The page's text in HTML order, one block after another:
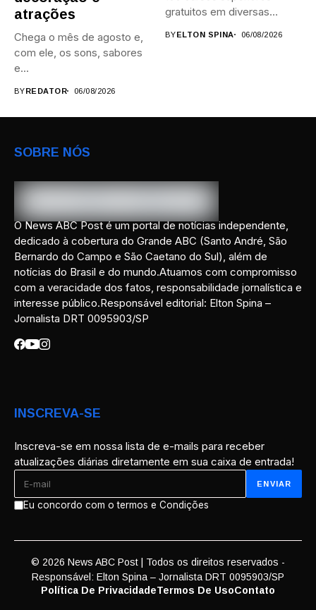
atrações
Chega o mês de agosto e,
com ele, os sons, sabores
e...
BYREDATOR 06/08/2026
gratuitos em diversas
BYELTON SPINA 06/08/2026
SOBRE NÓS
O News ABC Post é um portal de notícias independente,
dedicado à cobertura do Grande ABC (Santo André, São
Bernardo do Campo e São Caetano do Sul), além de
notícias do Brasil e do mundo.Atuamos com compromisso
com a veracidade dos fatos, responsabilidade jornalística e
interesse público.Responsável editorial: Elton Spina –
Jornalista DRT 0095903/SP
INSCREVA-SE
Inscreva-se em nossa lista de e-mails para receber
atualizações diárias diretamente em sua caixa de entrada!
Eu concordo com o termos e Condições
© 2026 News ABC Post | Todos os direitos reservados -
Responsável: Elton Spina – Jornalista DRT 0095903/SP
Política De PrivacidadeTermos De UsoContato